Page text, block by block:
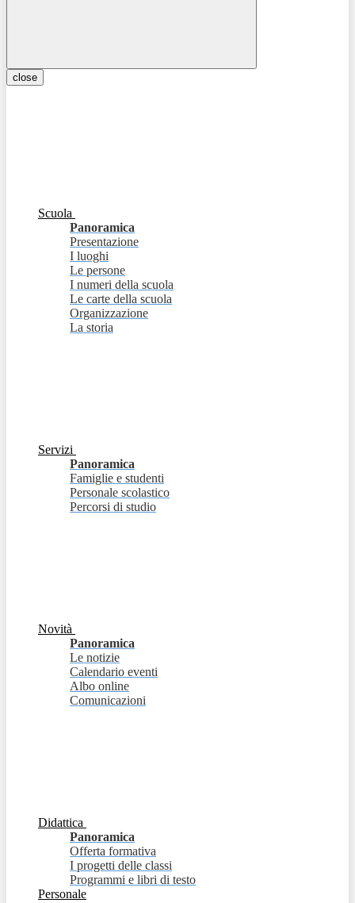
close
Scuola
Panoramica
Presentazione
I luoghi
Le persone
I numeri della scuola
Le carte della scuola
Organizzazione
La storia
Servizi
Panoramica
Famiglie e studenti
Personale scolastico
Percorsi di studio
Novità
Panoramica
Le notizie
Calendario eventi
Albo online
Comunicazioni
Didattica
Panoramica
Offerta formativa
I progetti delle classi
Programmi e libri di testo
Personale